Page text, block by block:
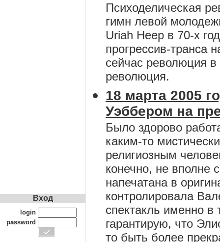
Психоделическая
гимн левой
Uriah Heep в 70-х
прогрессив-транса
сейчас революция
революция.
18 марта 2005
Уэббером на
Было здорово
каким-то
религиозным
конечно, не вполне
напечатана в
контролировала
спектакль именно
гарантирую, что
то быть более
Вход
login
password